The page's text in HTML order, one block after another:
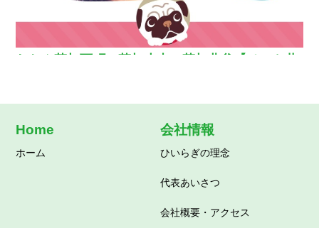
わおん草加西町・草加小山・草加北谷【ペット共
Home
ホーム
会社情報
ひいらぎの理念
代表あいさつ
会社概要・アクセス